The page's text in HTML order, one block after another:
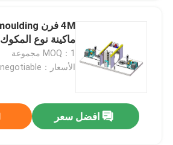
ماكينة نوع المكوك 2 L الذراع
MOQ：1 مجموعة
الأسعار：negotiable
افضل سعر